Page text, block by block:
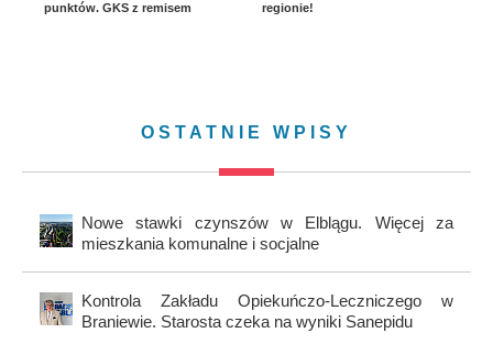
punktów. GKS z remisem
regionie!
OSTATNIE WPISY
Nowe stawki czynszów w Elblągu. Więcej za
mieszkania komunalne i socjalne
Kontrola Zakładu Opiekuńczo-Leczniczego w
Braniewie. Starosta czeka na wyniki Sanepidu